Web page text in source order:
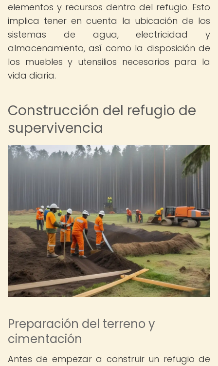
elementos y recursos dentro del refugio. Esto
implica tener en cuenta la ubicación de los
sistemas de agua, electricidad y
almacenamiento, así como la disposición de
los muebles y utensilios necesarios para la
vida diaria.
Construcción del refugio de
supervivencia
Preparación del terreno y
cimentación
Antes de empezar a construir un refugio de